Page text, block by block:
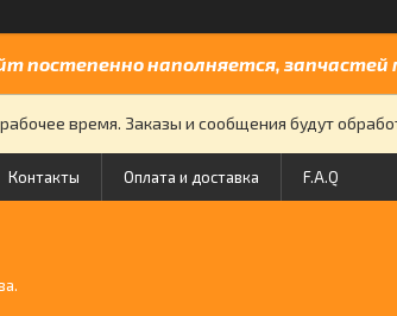
постепенно наполняется, запчастей
время. Заказы и сообщения будут
Контакты Оплата и доставка F.A.Q